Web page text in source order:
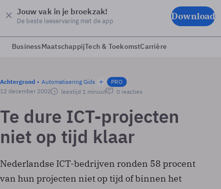
Jouw vak in je broekzak!
De beste leeservaring met de app Download
BusinessMaatschappijTech & ToekomstCarrière
Achtergrond Automatisering Gids
PRO
12 december 2002
leestijd 1 minuut 0 reacties
Te dure ICT-projecten
niet op tijd klaar
Nederlandse ICT-bedrijven ronden 58 procent
van hun projecten niet op tijd of binnen het